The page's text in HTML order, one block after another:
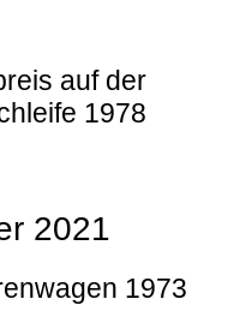
auf der
1978
2021
1973